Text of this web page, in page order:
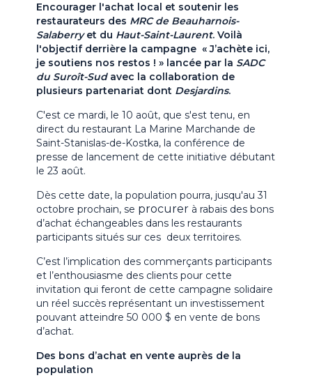
Encourager l'achat local et soutenir les
restaurateurs des MRC de Beauharnois-
Salaberryet du Haut-Saint-Laurent. Voilà
l'objectif derrière la campagne « J’achète ici,
je soutiens nos restos ! » lancée par la SADC
du Suroît-Sud avec la collaboration de
plusieurs partenariat dont Desjardins.
C'est ce mardi, le 10 août, que s'est tenu, en
direct du restaurant La Marine Marchande de
Saint-Stanislas-de-Kostka, la conférence de
presse de lancement de cette initiative débutant
le 23 août.
Dès cette date, la population pourra, jusqu'au 31
octobre prochain, se procurer à rabais des bons
d’achat échangeables dans les restaurants
participants situés sur ces deux territoires.
C’est l’implication des commerçants participants
et l’enthousiasme des clients pour cette
invitation qui feront de cette campagne solidaire
un réel succès représentant un investissement
pouvant atteindre 50 000 $ en vente de bons
d’achat.
Des bons d’achat en vente auprès de la
population